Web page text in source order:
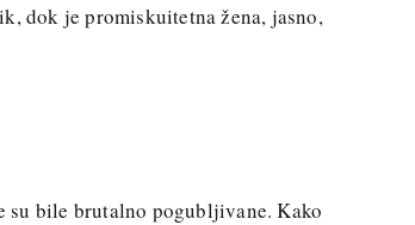
dok je promiskuitetna žena, jasno,
su bile brutalno pogubljivane. Kako